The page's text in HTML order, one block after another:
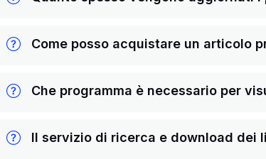
Come posso acquistare un articolo
Che programma è necessario per
Il servizio di ricerca e download dei